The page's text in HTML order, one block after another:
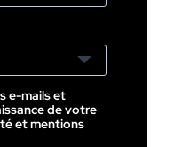
e-mails et
de votre
et mentions